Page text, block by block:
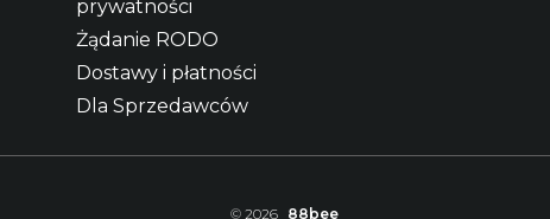
prywatności
Żądanie RODO
Dostawy i płatności
Dla Sprzedawców
© 2026 88bee